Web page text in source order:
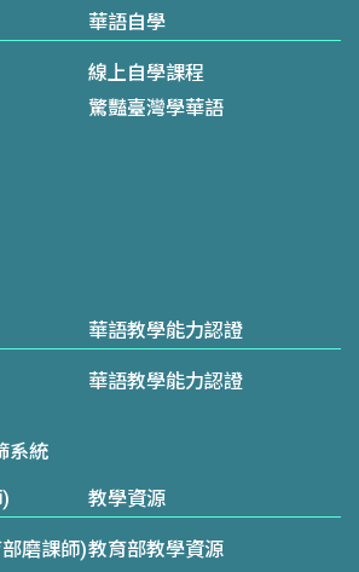
習者能在真實文化情境中提升
一步了解文物承載的歷史及文
完整的語言與文化連結。
華語自學
線上自學課程
驚豔臺灣學華語
系統
華語教學能力認證
華語教學能力認證
磨課師)
教學資源
教育部教學資源